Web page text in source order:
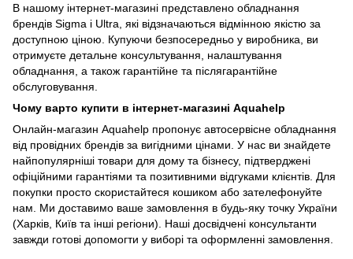
В нашому інтернет-магазині представлено обладнання
брендів Sigma і Ultra, які відзначаються відмінною якістю за
доступною ціною. Купуючи безпосередньо у виробника, ви
отримуєте детальне консультування, налаштування
обладнання, а також гарантійне та післягарантійне
обслуговування.
Чому варто купити в інтернет-магазині Aquahelp
Онлайн-магазин Aquahelp пропонує автосервісне обладнання
від провідних брендів за вигідними цінами. У нас ви знайдете
найпопулярніші товари для дому та бізнесу, підтверджені
офіційними гарантіями та позитивними відгуками клієнтів. Для
покупки просто скористайтеся кошиком або зателефонуйте
нам. Ми доставимо ваше замовлення в будь-яку точку України
(Харків, Київ та інші регіони). Наші досвідчені консультанти
завжди готові допомогти у виборі та оформленні замовлення.